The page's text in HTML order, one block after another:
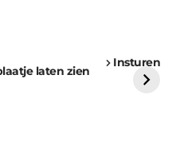
Insturen
laten zien
uitdaging